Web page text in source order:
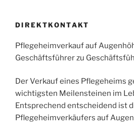
DIREKTKONTAKT
Pflegeheimverkauf auf
Geschäftsführer zu
Der Verkauf eines Pflegeheims
wichtigsten Meilensteinen im
Entsprechend entscheidend ist
Pflegeheimverkäufers auf